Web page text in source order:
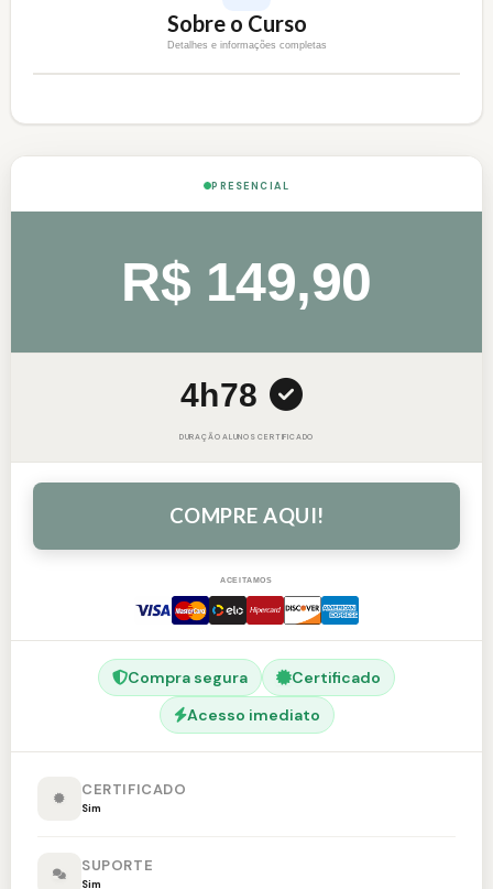
Sobre o Curso
Detalhes e informações completas
PRESENCIAL
R$ 149,90
4h
DURAÇÃO
78
ALUNOS CERTIFICADO
COMPRE AQUI!
ACEITAMOS
Compra segura
Certificado
Acesso imediato
CERTIFICADO
Sim
SUPORTE
Sim